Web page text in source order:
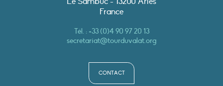
France
Tél. :+33 (0)4 90 97 20 13
secretariat@tourduvalat.org
CONTACT